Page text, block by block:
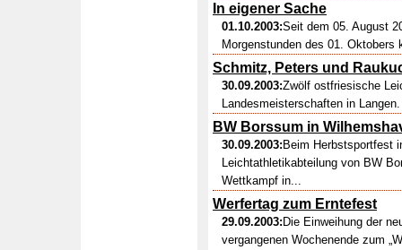
In eigener Sache
01.10.2003:Seit dem 05. August
Morgenstunden des 01. Oktobers
Schmitz, Peters und
30.09.2003:Zwölf ostfriesische
Landesmeisterschaften in
BW Borssum in
30.09.2003: Beim Herbstsportfest
Leichtathletikabteilung von BW
Wettkampf in...
Werfertag zum Erntefest
29.09.2003: Die Einweihung der
vergangenen Wochenende zum